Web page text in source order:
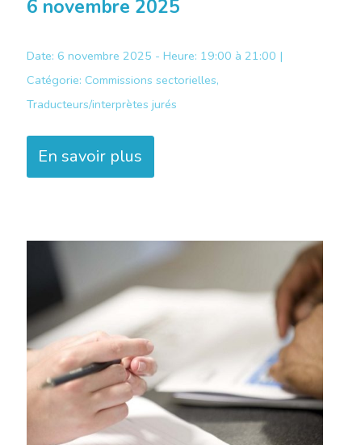
6 novembre 2025
Date: 6 novembre 2025 - Heure: 19:00 à 21:00 |
Catégorie: Commissions sectorielles,
Traducteurs/interprètes jurés
En savoir plus